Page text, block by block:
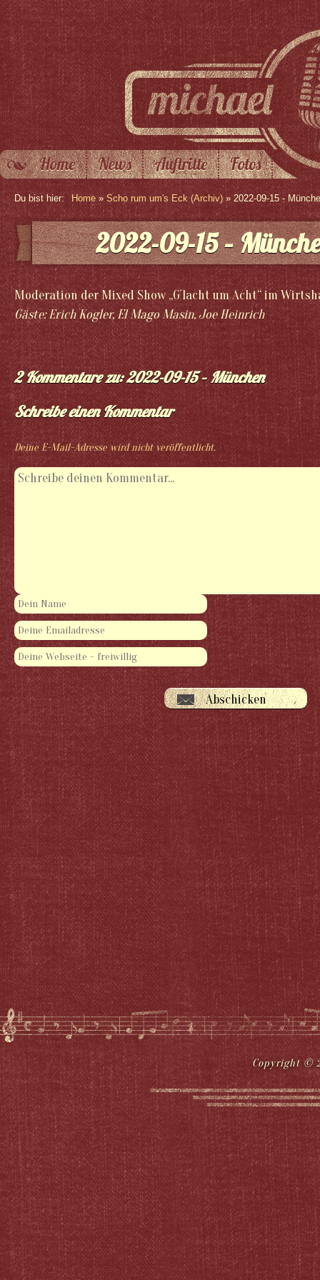
Home News Auftritte Fotos
Du bist hier: Home » Scho rum um's Eck (Archiv) » 2022-09-15 -
2022-09-15 –
Moderation der Mixed Show „G´lacht um Acht“ im
Gäste: Erich Kogler, El Mago Masin, Joe Heinrich
2 Kommentare zu: 2022-09-15 – München
Schreibe einen Kommentar
Deine E-Mail-Adresse wird nicht veröffentlicht.
Copyright ©